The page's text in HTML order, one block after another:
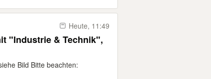
Heute, 11:49
"Industrie & Technik",
Bild Bitte beachten: